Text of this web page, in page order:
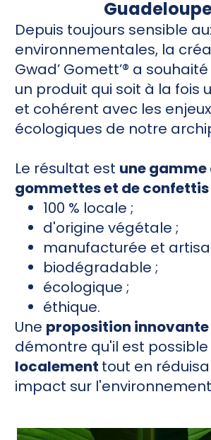
Depuis toujours sensible
environnementales, la
Gwad’ Gomett’® a
un produit qui soit à la fois
et cohérent avec les enjeux
écologiques de notre
Le résultat est une gamme
gommettes et de confettis
100 % locale ;
d'origine végétale ;
manufacturée et
biodégradable ;
écologique ;
éthique.
Une proposition innovante
démontre qu'il est
localement tout en
impact sur